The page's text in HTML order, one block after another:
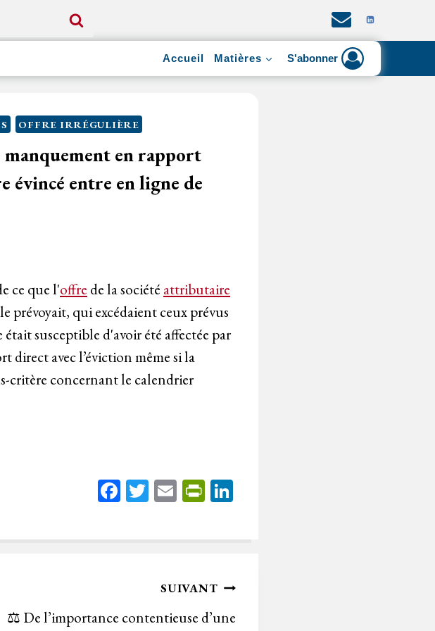
Accueil Matières S'abonner
OFFRE IRRÉGULIÈRE
en rapport
évincé entre en ligne de
ce que l'offre de la société attributaire
prévoyait, qui excédaient ceux prévus
susceptible d'avoir été affectée par
direct avec l’éviction même si la
critère concernant le calendrier
Fa
bo
T
tt
E
ail
Pr
tF
n
ed
SUIVANT
⚖️ De l’importance contentieuse d’une